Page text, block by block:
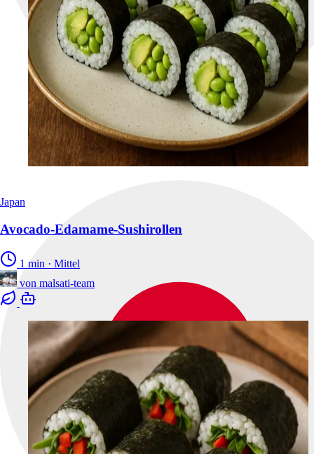
Japan
Avocado-Edamame-Sushirollen
1 min · Mittel
von malsati-team